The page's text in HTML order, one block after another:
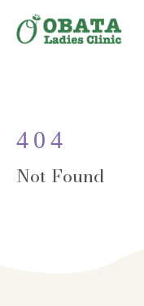
404